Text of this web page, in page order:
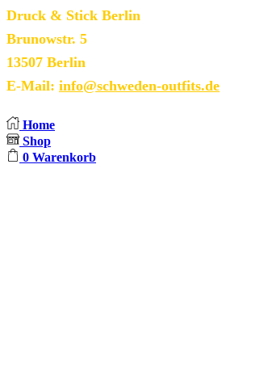
Druck & Stick Berlin
Brunowstr. 5
13507 Berlin
E-Mail: info@schweden-outfits.de
Home
Shop
0 Warenkorb